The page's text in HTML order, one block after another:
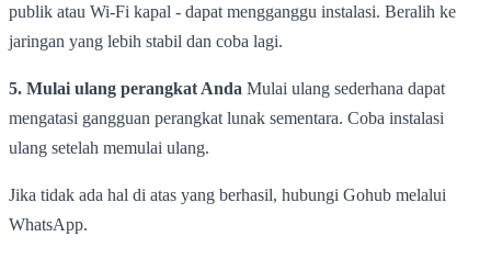
publik atau Wi-Fi kapal - dapat mengganggu instalasi. Beralih ke
jaringan yang lebih stabil dan coba lagi.
5. Mulai ulang perangkat Anda Mulai ulang sederhana dapat
mengatasi gangguan perangkat lunak sementara. Coba instalasi
ulang setelah memulai ulang.
Jika tidak ada hal di atas yang berhasil, hubungi Gohub melalui
WhatsApp.